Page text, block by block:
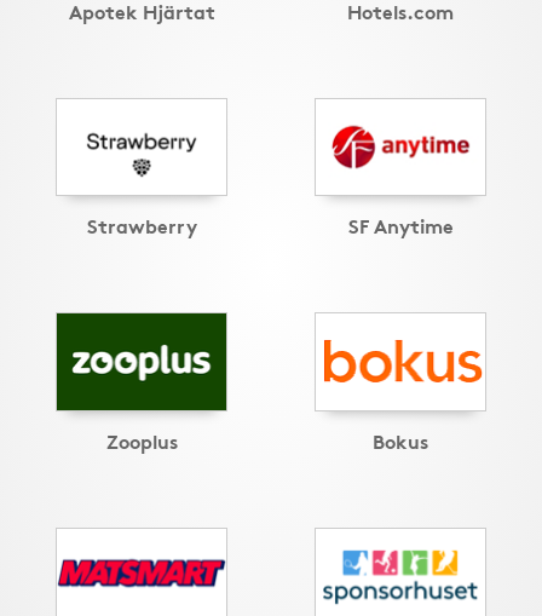
Apotek Hjärtat Hotels.com
Strawberry SF Anytime
Zooplus Bokus